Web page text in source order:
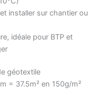
et installer sur chantier ou
idéale pour BTP et
géotextile
= 37.5m² en 150g/m²